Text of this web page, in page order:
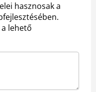
hasznosak a
lehető